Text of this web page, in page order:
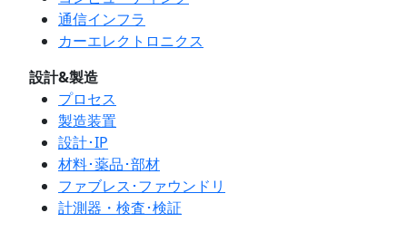
通信インフラ
カーエレクトロニクス
設計&製造
プロセス
製造装置
設計･IP
材料･薬品･部材
ファブレス･ファウンドリ
計測器・検査･検証